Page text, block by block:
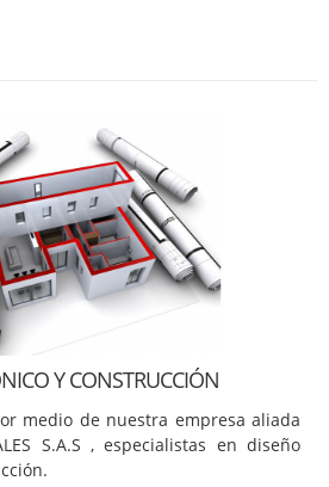
Y CONSTRUCCIÓN
medio de nuestra empresa aliada
S.A.S , especialistas en diseño